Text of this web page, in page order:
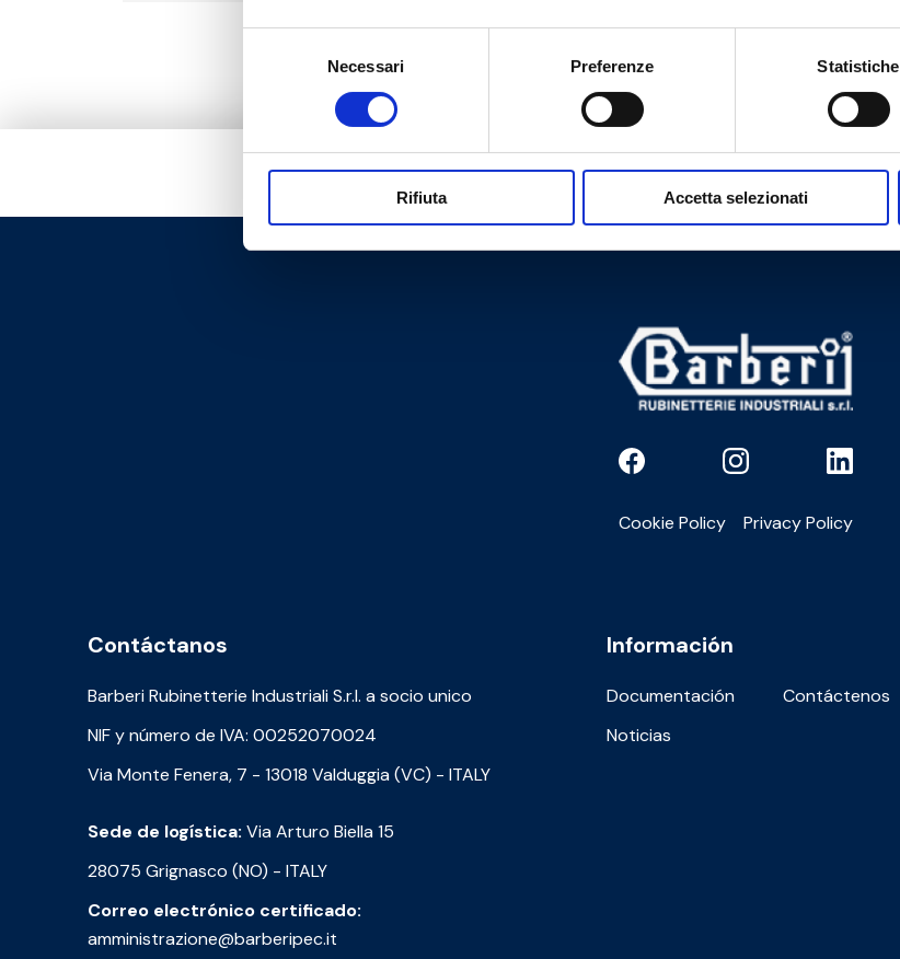
Necessari Preferenze Statistiche
Rifiuta Accetta selezionati
¿Necesitas ayuda?
Cookie Policy Privacy Policy
Contáctanos
Barberi Rubinetterie Industriali S.r.l. a socio unico
NIF y número de IVA: 00252070024
Via Monte Fenera, 7 - 13018 Valduggia (VC) - ITALY
Sede de logística: Via Arturo Biella 15
28075 Grignasco (NO) - ITALY
Correo electrónico certificado:
amministrazione@barberipec.it
Información
Documentación
Contáctenos
Noticias